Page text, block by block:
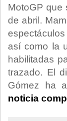
MotoGP que
de abril.
así como la
habilitadas
trazado. El
Gómez ha
noticia